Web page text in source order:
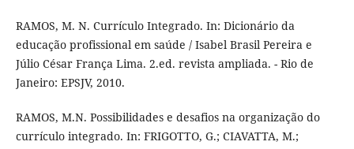
RAMOS, M. N. Currículo Integrado. In: Dicionário da
educação profissional em saúde / Isabel Brasil Pereira e
Júlio César França Lima. 2.ed. revista ampliada. - Rio de
Janeiro: EPSJV, 2010.
RAMOS, M.N. Possibilidades e desafios na organização do
currículo integrado. In: FRIGOTTO, G.; CIAVATTA, M.;